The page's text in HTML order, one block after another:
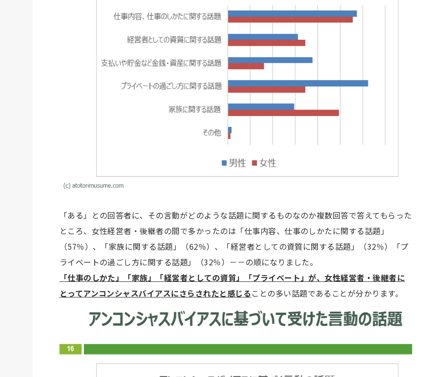
「ある」との回答者に、その言動がどのような話題に関するものなのか複数回答で答えてもらった
ところ、女性経営者・後継者の間で多かったのは「仕事内容、仕事のしかたに関する話題」
（57％）、「家族に関する話題」（62％）、「経営者としての資質に関する話題」（32％）「プ
ライベートの過ごし方に関する話題」（32％）－－の順になりました。
「仕事のしかた」「家族」「経営者としての資質」「プライベート」が、女性経営者・後継者に
とってアンコンシャスバイアスにさらされたと感じる ことの多い話題であることが分かります。